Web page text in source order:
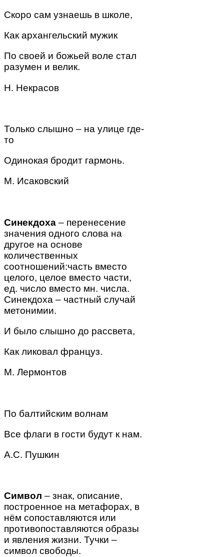
Скоро сам узнаешь в школе,
Как архангельский мужик
По своей и божьей воле стал
разумен и велик.
Н. Некрасов
Только слышно – на улице где-
то
Одинокая бродит гармонь.
М. Исаковский
Синекдоха – перенесение
значения одного слова на
другое на основе
количественных
соотношений:часть вместо
целого, целое вместо части,
ед. число вместо мн. числа.
Синекдоха – частный случай
метонимии.
И было слышно до рассвета,
Как ликовал француз.
М. Лермонтов
По балтийским волнам
Все флаги в гости будут к нам.
А.С. Пушкин
Символ – знак, описание,
построенное на метафорах, в
нём сопоставляются или
противопоставляются образы
и явления жизни. Тучки –
символ свободы.